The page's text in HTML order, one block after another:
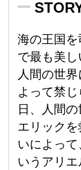
海の王国
で最も美し
人間の世
よって禁
日、人間
エリック
いによっ
いうアリ